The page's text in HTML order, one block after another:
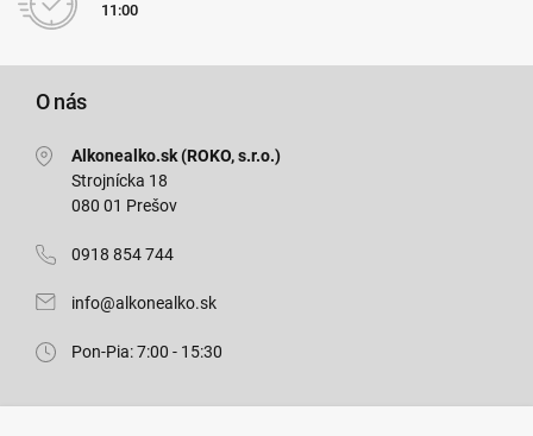
11:00
O nás
Alkonealko.sk (ROKO, s.r.o.)
Strojnícka 18
080 01 Prešov
0918 854 744
info@alkonealko.sk
Pon-Pia: 7:00 - 15:30